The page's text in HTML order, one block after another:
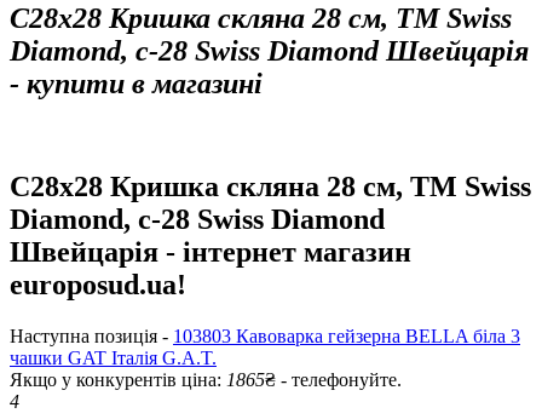
С28х28 Кришка скляна 28 см, ТМ Swiss
Diamond, c-28 Swiss Diamond Швейцарія
- купити в магазині
С28х28 Кришка скляна 28 см, ТМ Swiss
Diamond, c-28 Swiss Diamond
Швейцарія - інтернет магазин
europosud.ua!
Наступна позиція - 103803 Кавоварка гейзерна BELLA біла 3
чашки GAT Італія G.A.T.
Якщо у конкурентів ціна: 1865₴ - телефонуйте.
4